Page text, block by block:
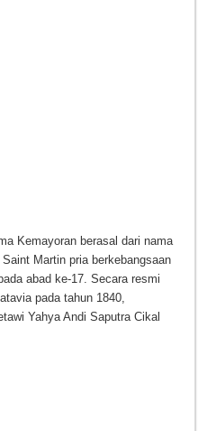
Kemayoran berasal dari nama
Martin pria berkebangsaan
abad ke-17. Secara resmi
pada tahun 1840,
Yahya Andi Saputra Cikal